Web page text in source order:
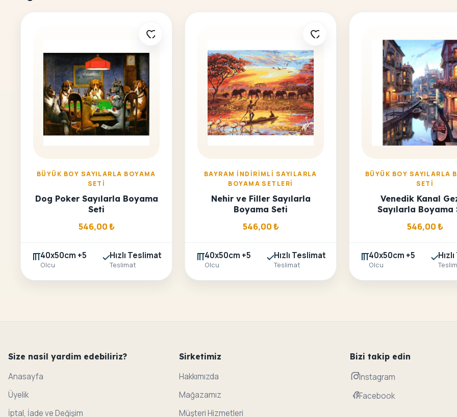
BÜYÜK BOY SAYILARLA BOYAMA
SETI
Dog Poker Sayılarla Boyama
Seti
546,00₺
40x50cm +5
Olcu
Hızlı Teslimat
Teslimat
BAYRAM İNDIRIMLI SAYILARLA
BOYAMA SETLERI
Nehir ve Filler Sayılarla
Boyama Seti
546,00₺
40x50cm +5
Olcu
Hızlı Teslimat
Teslimat
BÜYÜK BOY SAYILARLA
SETI
Venedik Kanal
Sayılarla Boyama
546,00₺
40x50cm +5
Olcu
Size nasil yardim edebiliriz?
Anasayfa
Üyelik
İptal, İade ve Değişim
Sirketimiz
Hakkımızda
Mağazamız
Müşteri Hizmetleri
Bizi takip edin
Instagram
Facebook